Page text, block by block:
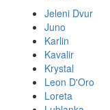
Jeleni Dvur
Juno
Karlin
Kavalir
Krystal
Leon D'Oro
Loreta